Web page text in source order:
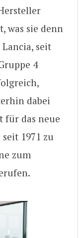
was sie denn
seit
4
dabei
für das neue
1971 zu
zum